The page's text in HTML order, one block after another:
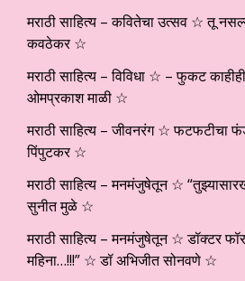
मराठी साहित्य – कवितेचा उत्सव ☆ तू
कवठेकर ☆
मराठी साहित्य – विविधा ☆ – फुकट
ओमप्रकाश माळी ☆
मराठी साहित्य – जीवनरंग ☆ फटफटीचा
पिंपुटकर ☆
मराठी साहित्य – मनमंजुषेतून ☆
सुनीत मुळे ☆
मराठी साहित्य – मनमंजुषेतून ☆ डॉक्टर
महिना…!!!” ☆ डॉ अभिजीत सोनवणे ☆